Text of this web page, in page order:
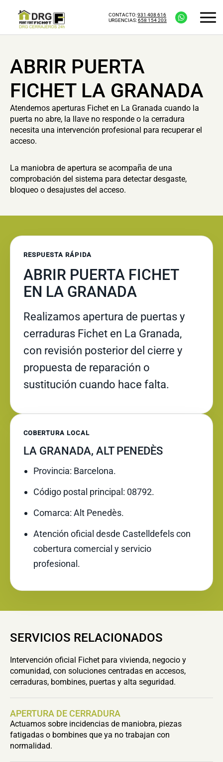
CONTACTO:931 408 616
URGENCIAS:658 154 203
ABRIR PUERTA
FICHET LA GRANADA
Atendemos aperturas Fichet en La Granada cuando la
puerta no abre, la llave no responde o la cerradura
necesita una intervención profesional para recuperar el
acceso.
La maniobra de apertura se acompaña de una
comprobación del sistema para detectar desgaste,
bloqueo o desajustes del acceso.
RESPUESTA RÁPIDA
ABRIR PUERTA FICHET
EN LA GRANADA
Realizamos apertura de puertas y
cerraduras Fichet en La Granada,
con revisión posterior del cierre y
propuesta de reparación o
sustitución cuando hace falta.
COBERTURA LOCAL
LA GRANADA, ALT PENEDÈS
Provincia: Barcelona.
Código postal principal: 08792.
Comarca: Alt Penedès.
Atención oficial desde Castelldefels con
cobertura comercial y servicio
profesional.
SERVICIOS RELACIONADOS
Intervención oficial Fichet para vivienda, negocio y
comunidad, con soluciones centradas en accesos,
cerraduras, bombines, puertas y alta seguridad.
APERTURA DE CERRADURA
Actuamos sobre incidencias de maniobra, piezas
fatigadas o bombines que ya no trabajan con
normalidad.